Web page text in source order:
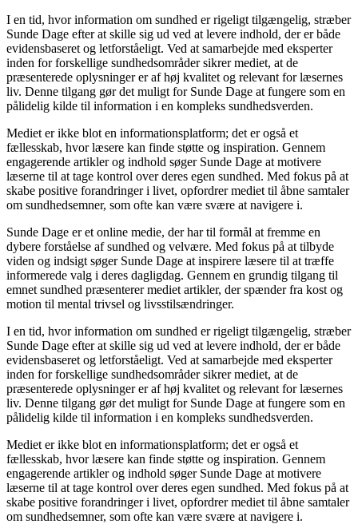
I en tid, hvor information om sundhed er rigeligt tilgængelig, stræber
Sunde Dage efter at skille sig ud ved at levere indhold, der er både
evidensbaseret og letforståeligt. Ved at samarbejde med eksperter
inden for forskellige sundhedsområder sikrer mediet, at de
præsenterede oplysninger er af høj kvalitet og relevant for læsernes
liv. Denne tilgang gør det muligt for Sunde Dage at fungere som en
pålidelig kilde til information i en kompleks sundhedsverden.
Mediet er ikke blot en informationsplatform; det er også et
fællesskab, hvor læsere kan finde støtte og inspiration. Gennem
engagerende artikler og indhold søger Sunde Dage at motivere
læserne til at tage kontrol over deres egen sundhed. Med fokus på at
skabe positive forandringer i livet, opfordrer mediet til åbne samtaler
om sundhedsemner, som ofte kan være svære at navigere i.
Sunde Dage er et online medie, der har til formål at fremme en
dybere forståelse af sundhed og velvære. Med fokus på at tilbyde
viden og indsigt søger Sunde Dage at inspirere læsere til at træffe
informerede valg i deres dagligdag. Gennem en grundig tilgang til
emnet sundhed præsenterer mediet artikler, der spænder fra kost og
motion til mental trivsel og livsstilsændringer.
I en tid, hvor information om sundhed er rigeligt tilgængelig, stræber
Sunde Dage efter at skille sig ud ved at levere indhold, der er både
evidensbaseret og letforståeligt. Ved at samarbejde med eksperter
inden for forskellige sundhedsområder sikrer mediet, at de
præsenterede oplysninger er af høj kvalitet og relevant for læsernes
liv. Denne tilgang gør det muligt for Sunde Dage at fungere som en
pålidelig kilde til information i en kompleks sundhedsverden.
Mediet er ikke blot en informationsplatform; det er også et
fællesskab, hvor læsere kan finde støtte og inspiration. Gennem
engagerende artikler og indhold søger Sunde Dage at motivere
læserne til at tage kontrol over deres egen sundhed. Med fokus på at
skabe positive forandringer i livet, opfordrer mediet til åbne samtaler
om sundhedsemner, som ofte kan være svære at navigere i.